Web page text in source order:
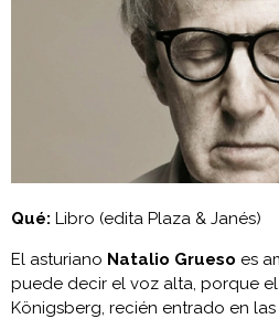
Qué: Libro (edita Plaza & Janés)
El asturiano Natalio Grueso es
puede decir el voz alta, porque
Königsberg, recién entrado en